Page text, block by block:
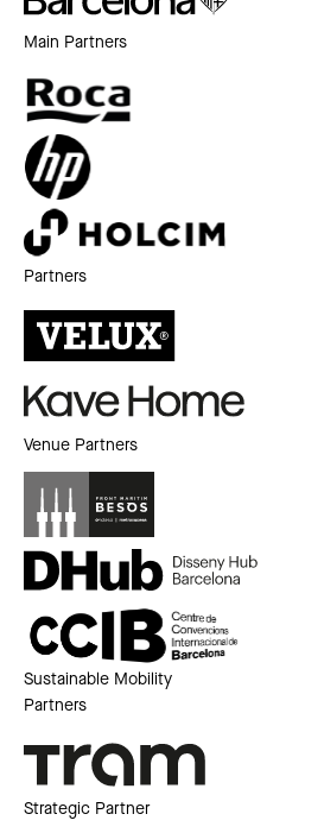
Main Partners
Partners
Venue Partners
Sustainable Mobility
Partners
Strategic Partner